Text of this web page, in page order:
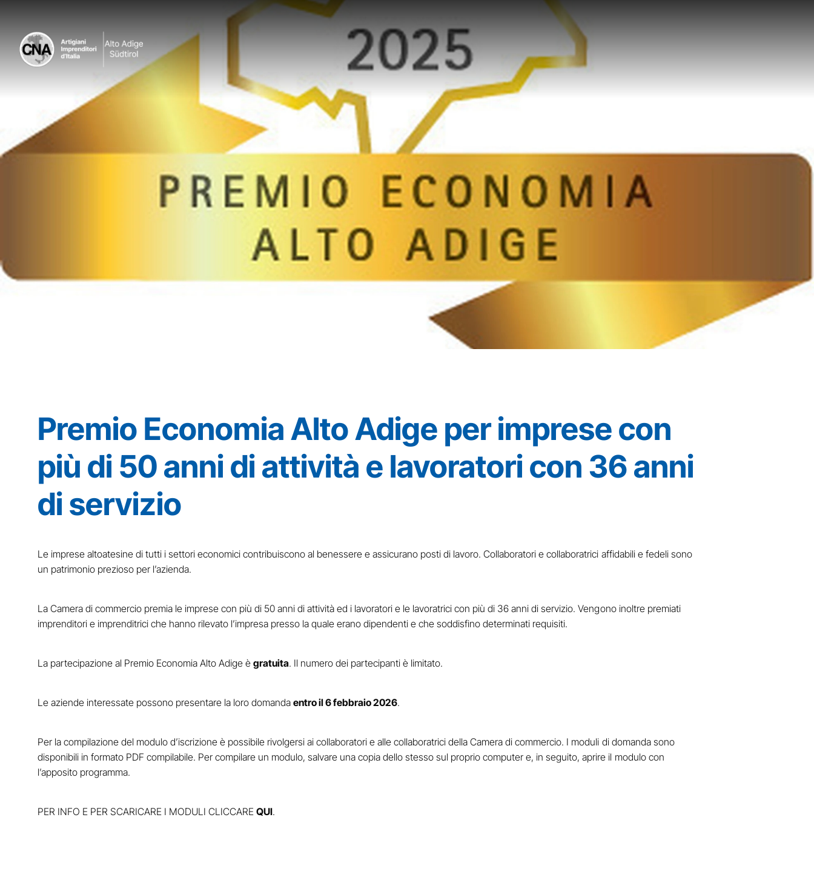
Premio Economia Alto Adige per imprese con
più di 50 anni di attività e lavoratori con 36 anni
di servizio
Le imprese altoatesine di tutti i settori economici contribuiscono al benessere e assicurano posti di lavoro. Collaboratori e collaboratrici affidabili e fedeli sono
un patrimonio prezioso per l’azienda.
La Camera di commercio premia le imprese con più di 50 anni di attività ed i lavoratori e le lavoratrici con più di 36 anni di servizio. Vengono inoltre premiati
imprenditori e imprenditrici che hanno rilevato l’impresa presso la quale erano dipendenti e che soddisfino determinati requisiti.
La partecipazione al Premio Economia Alto Adige è gratuita. Il numero dei partecipanti è limitato.
Le aziende interessate possono presentare la loro domandaentro il 6 febbraio 2026.
Per la compilazione del modulo d’iscrizione è possibile rivolgersi ai collaboratori e alle collaboratrici della Camera di commercio. I moduli di domanda sono
disponibili in formato PDF compilabile. Per compilare un modulo, salvare una copia dello stesso sul proprio computer e, in seguito, aprire il modulo con
l’apposito programma.
PER INFO E PER SCARICARE I MODULI CLICCARE QUI.